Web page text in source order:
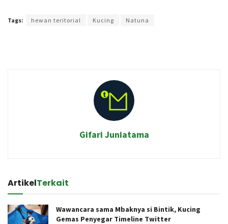
Tags: hewan teritorial Kucing Natuna
Gifari Juniatama
ArtikelTerkait
Wawancara sama Mbaknya si Bintik, Kucing
Gemas Penyegar Timeline Twitter